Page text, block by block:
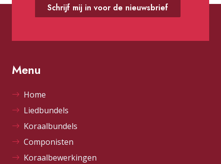
Schrijf mij in voor de nieuwsbrief
Menu
Home
Liedbundels
Koraalbundels
Componisten
Koraalbewerkingen